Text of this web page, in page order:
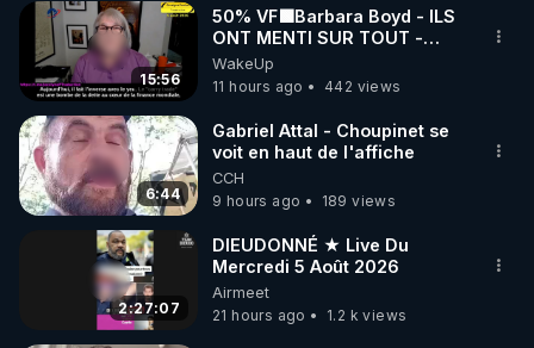
15:56
50% VF🟩Barbara Boyd - ILS
ONT MENTI SUR TOUT -
Jocelyne Traduction
WakeUp
11 hours ago
442 views
6:44
Gabriel Attal - Choupinet se
voit en haut de l'affiche
CCH
9 hours ago
189 views
2:27:07
DIEUDONNÉ ★ Live Du
Mercredi 5 Août 2026
Airmeet
21 hours ago
1.2 k views